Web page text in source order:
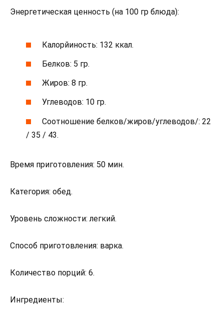
Энергетическая ценность (на 100 гр блюда):
Калорйиность: 132 ккал.
Белков: 5 гр.
Жиров: 8 гр.
Углеводов: 10 гр.
Соотношение белков/жиров/углеводов/: 22
/ 35 / 43.
Время приготовления: 50 мин.
Категория: обед.
Уровень сложности: легкий.
Способ приготовления: варка.
Количество порций: 6.
Ингредиенты: